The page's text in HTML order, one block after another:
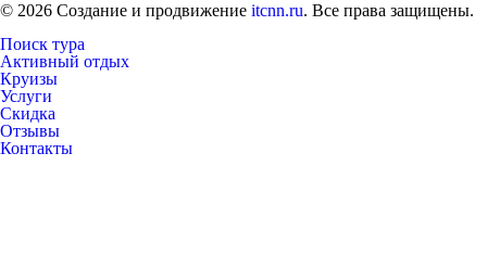
© 2026 Создание и продвижение itcnn.ru. Все права защищены.
Поиск тура
Активный отдых
Круизы
Услуги
Скидка
Отзывы
Контакты